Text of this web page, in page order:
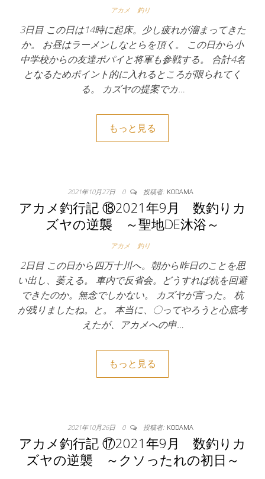
アカメ 釣り
3日目 この日は14時に起床。少し疲れが溜まってきた
か。 お昼はラーメンしなとらを頂く。 この日から小
中学校からの友達ポパイと将軍も参戦する。 合計4名
となるためポイント的に入れるところが限られてく
る。 カズヤの提案でカ…
もっと見る
2021年10月27日 0 投稿者: KODAMA
アカメ釣行記 ⑱2021年9月 数釣りカ
ズヤの逆襲 ～聖地DE沐浴～
アカメ 釣り
2日目 この日から四万十川へ。朝から昨日のことを思
い出し、萎える。 車内で反省会。どうすれば杭を回避
できたのか。無念でしかない。 カズヤが言った。 杭
が残りましたね。と。 本当に、〇ってやろうと心底考
えたが、アカメへの申…
もっと見る
2021年10月26日 0 投稿者: KODAMA
アカメ釣行記 ⑰2021年9月 数釣りカ
ズヤの逆襲 ～クソったれの初日～